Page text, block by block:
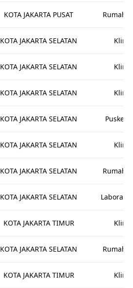
KOTA JAKARTA PUSAT Rumah
KOTA JAKARTA SELATAN Klinik
KOTA JAKARTA SELATAN Klinik
KOTA JAKARTA SELATAN Klinik
KOTA JAKARTA SELATAN
KOTA JAKARTA SELATAN Klinik
KOTA JAKARTA SELATAN Rumah
KOTA JAKARTA SELATAN
KOTA JAKARTA TIMUR Klinik
KOTA JAKARTA SELATAN Rumah
KOTA JAKARTA TIMUR Klinik